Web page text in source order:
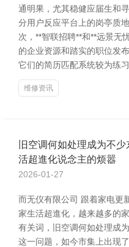
通明果，尤其稳健应届生和
分用户反应平台上的岗亭质
次，**智联招聘**和**远景无
的企业资源和踏实的职位发
它们的简历匹配系统较为练
维修资讯
旧空调何如处理成为不
活超進化说念主的烦嚣
2026-01-27
而无仪有限公司 跟着家电更
家生活超進化，越来越多的
有关词，旧空调何如处理成
这一问题，如今市集上出现